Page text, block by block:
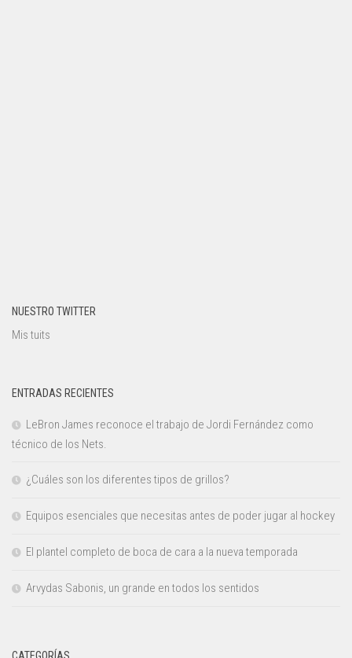
NUESTRO TWITTER
Mis tuits
ENTRADAS RECIENTES
LeBron James reconoce el trabajo de Jordi Fernández como
técnico de los Nets.
¿Cuáles son los diferentes tipos de grillos?
Equipos esenciales que necesitas antes de poder jugar al hockey
El plantel completo de boca de cara a la nueva temporada
Arvydas Sabonis, un grande en todos los sentidos